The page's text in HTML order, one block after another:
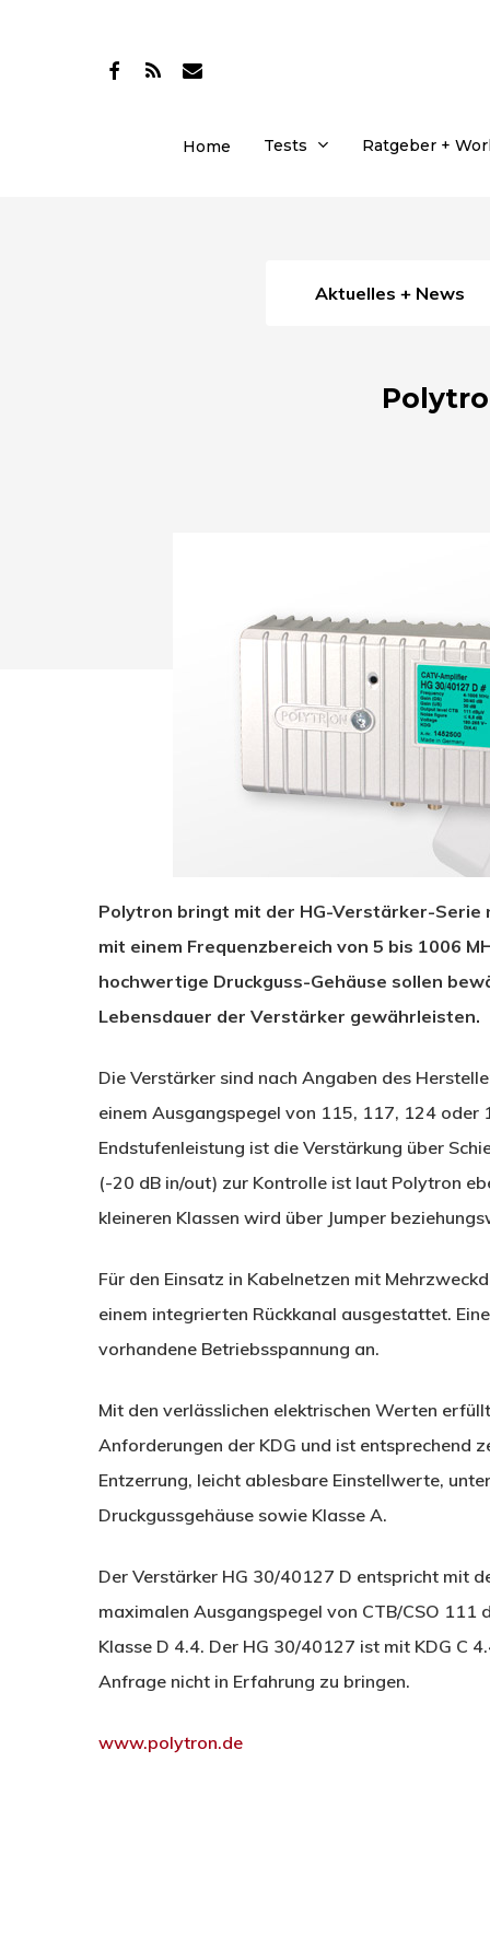
Drücken Sie Enter zum Suchen oder ESC zum
facebook
RSS email
Home Tests Ratgeber +
Aktuelles + News
Polytron bringt mit der HG-Verstärker-
mit einem Frequenzbereich von 5 bis 1006
hochwertige Druckguss-Gehäuse sollen
Lebensdauer der Verstärker gewährleisten.
Die Verstärker sind nach Angaben des
einem Ausgangspegel von 115, 117, 124
Endstufenleistung ist die Verstärkung über
(-20 dB in/out) zur Kontrolle ist laut Polytron
kleineren Klassen wird über Jumper
Für den Einsatz in Kabelnetzen mit
einem integrierten Rückkanal ausgestattet.
vorhandene Betriebsspannung an.
Mit den verlässlichen elektrischen Werten
Anforderungen der KDG und ist
Entzerrung, leicht ablesbare Einstellwerte,
Druckgussgehäuse sowie Klasse A.
Der Verstärker HG 30/40127 D entspricht mit
maximalen Ausgangspegel von CTB/CSO 111
Klasse D 4.4. Der HG 30/40127 ist mit KDG C
Anfrage nicht in Erfahrung zu bringen.
www.polytron.de